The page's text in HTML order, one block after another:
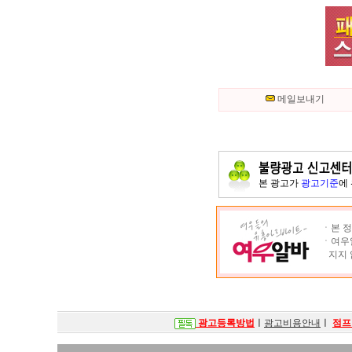
메일보내기
본 광고가 광고기준에
ㆍ본
ㆍ여
지지
광고등록방법 광고비용안내 점